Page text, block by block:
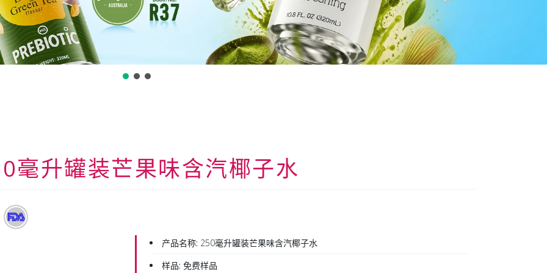
毫升罐装芒果味含汽椰子水
产品名称: 250毫升罐装芒果味含汽椰子水
样品: 免费样品